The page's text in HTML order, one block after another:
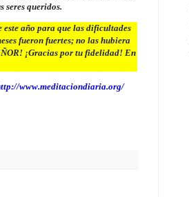
seres queridos.
este año para que las dificultades
fueron fuertes; no las hubiera
¡Gracias por tu fidelidad! En
www.meditaciondiaria.org/